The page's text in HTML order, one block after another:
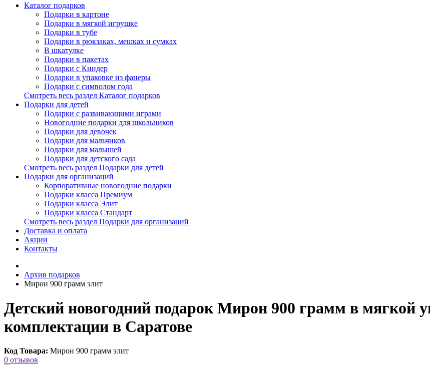
Каталог подарков
Подарки в картоне
Подарки в мягкой игрушке
Подарки в тубе
Подарки в рюкзаках, мешках и сумках
В шкатулке
Подарки в пакетах
Подарки с Киндер
Подарки в упаковке из фанеры
Подарки с символом года
Смотреть весь раздел Каталог подарков
Подарки для детей
Подарки с развивающими играми
Новогодние подарки для школьников
Подарки для девочек
Подарки для мальчиков
Подарки для малышей
Подарки для детского сада
Смотреть весь раздел Подарки для детей
Подарки для организаций
Корпоративные новогодние подарки
Подарки класса Премиум
Подарки класса Элит
Подарки класса Стандарт
Смотреть весь раздел Подарки для организаций
Доставка и оплата
Акции
Контакты
Архив подарков
Мирон 900 грамм элит
Детский новогодний подарок Мирон 900 грамм в мягкой
комплектации в Саратове
Код Товара: Мирон 900 грамм элит
0 отзывов